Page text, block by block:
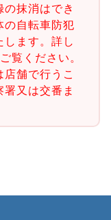
抹消はでき
の自転車防犯
ます。詳し
覧ください。
舗で行うこ
又は交番ま